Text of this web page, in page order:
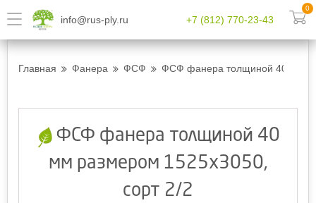
info@rus-ply.ru +7 (812) 770-23-43
0
Главная Фанера ФСФ ФСФ фанера толщиной 40 мм
ФСФ фанера толщиной 40
мм размером 1525х3050,
сорт 2/2